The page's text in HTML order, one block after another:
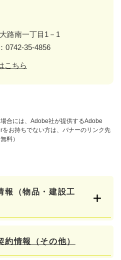
路南一丁目1－1
0742-35-4856
こちら
合には、Adobe社が提供するAdobe
お持ちでない方は、バナーのリンク先
料）
報（物品・建設工
情報（その他）